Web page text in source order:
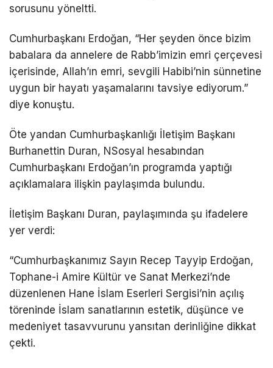
sorusunu yöneltti.
Cumhurbaşkanı Erdoğan, “Her şeyden önce bizim
babalara da annelere de Rabb’imizin emri çerçevesi
içerisinde, Allah’ın emri, sevgili Habibi’nin sünnetine
uygun bir hayatı yaşamalarını tavsiye ediyorum.”
diye konuştu.
Öte yandan Cumhurbaşkanlığı İletişim Başkanı
Burhanettin Duran, NSosyal hesabından
Cumhurbaşkanı Erdoğan’ın programda yaptığı
açıklamalara ilişkin paylaşımda bulundu.
İletişim Başkanı Duran, paylaşımında şu ifadelere
yer verdi:
“Cumhurbaşkanımız Sayın Recep Tayyip Erdoğan,
Tophane-i Amire Kültür ve Sanat Merkezi’nde
düzenlenen Hane İslam Eserleri Sergisi’nin açılış
töreninde İslam sanatlarının estetik, düşünce ve
medeniyet tasavvurunu yansıtan derinliğine dikkat
çekti.